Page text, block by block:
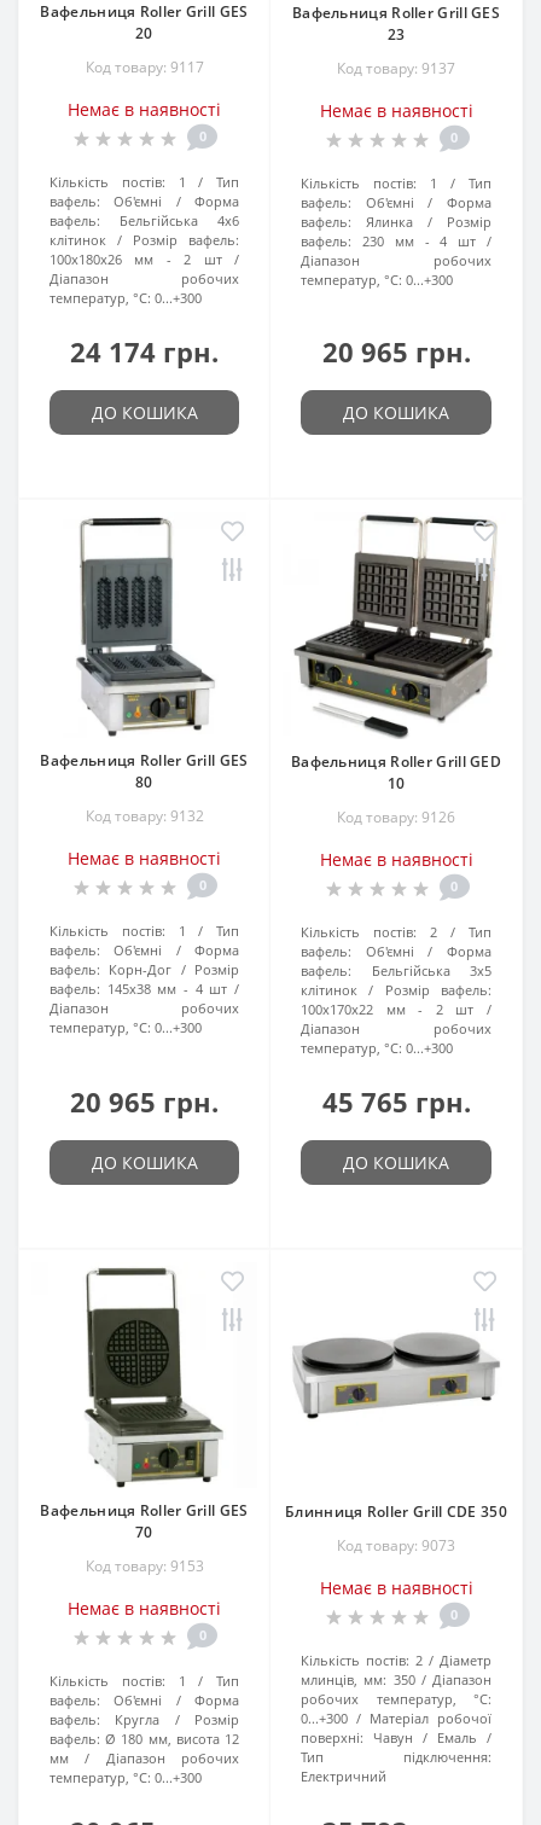
Вафельниця Roller Grill GES
20
Код товару: 9117
Немає в наявності
0
Кількість постів: 1
Тип
вафель:
Об'ємні
Форма
вафель:
Бельгійська 4х6
клітинок
Розмір вафель:
100x180x26 мм - 2 шт
Діапазон робочих
температур, °C: 0...+300
24 174 грн.
ДО КОШИКА
Вафельниця Roller Grill GES
23
Код товару: 9137
Немає в наявності
0
Кількість постів: 1
Тип
вафель:
Об'ємні
Форма
вафель:
Ялинка
Розмір
вафель:
230 мм - 4 шт
Діапазон робочих
температур, °C: 0...+300
20 965 грн.
ДО КОШИКА
Вафельниця Roller Grill GES
80
Код товару: 9132
Немає в наявності
0
Кількість постів: 1
Тип
вафель:
Об'ємні
Форма
вафель: Корн-Дог
Розмір
вафель: 145x38 мм - 4 шт
Діапазон робочих
температур, °C: 0...+300
20 965 грн.
ДО КОШИКА
Вафельниця Roller Grill GED
10
Код товару: 9126
Немає в наявності
0
Кількість постів: 2
Тип
вафель:
Об'ємні
Форма
вафель:
Бельгійська 3х5
клітинок
Розмір вафель:
100x170x22 мм - 2 шт
Діапазон робочих
температур, °C: 0...+300
45 765 грн.
ДО КОШИКА
Вафельниця Roller Grill GES
70
Код товару: 9153
Немає в наявності
0
Кількість постів: 1
Тип
вафель:
Об'ємні
Форма
вафель:
Кругла
Розмір
вафель: Ø 180 мм, висота 12
мм
Діапазон робочих
температур, °C: 0...+300
Блинниця Roller Grill CDE 350
Код товару: 9073
Немає в наявності
0
Кількість постів: 2
Діаметр
млинців, мм: 350
Діапазон
робочих температур, °C:
0...+300
Матеріал робочої
поверхні:
Чавун / Емаль
Тип підключення:
Електричний